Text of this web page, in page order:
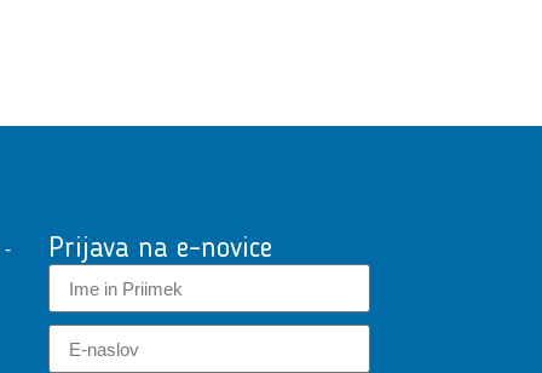
-
Prijava na e-novice